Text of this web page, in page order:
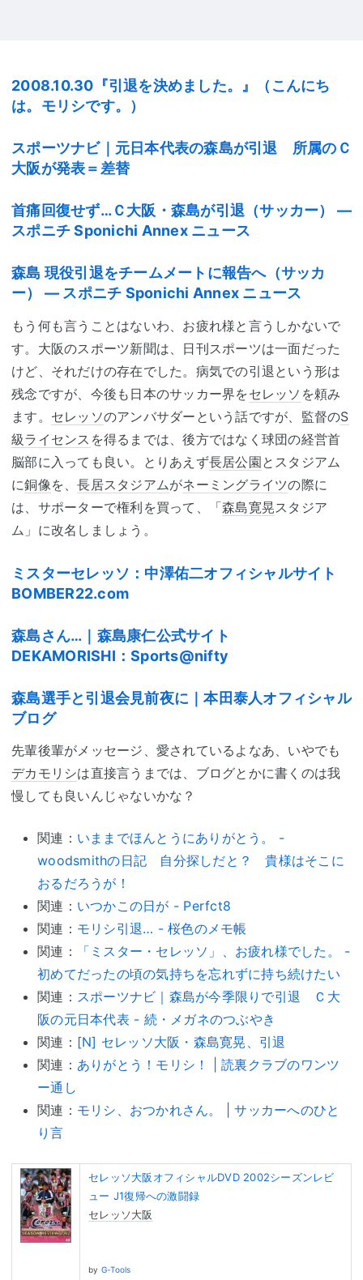
2008.10.30『引退を決めました。』（こんにち
は。モリシです。）
スポーツナビ｜元日本代表の森島が引退 所属のＣ
大阪が発表＝差替
首痛回復せず…Ｃ大阪・森島が引退（サッカー） —
スポニチ Sponichi Annex ニュース
森島 現役引退をチームメートに報告へ（サッカ
ー） ― スポニチ Sponichi Annex ニュース
もう何も言うことはないわ、お疲れ様と言うしかないで
す。大阪のスポーツ新聞は、日刊スポーツは一面だった
けど、それだけの存在でした。病気での引退という形は
残念ですが、今後も日本のサッカー界をセレッソ を頼み
ます。 セレッソのアンバサダーという話ですが、監督のS
級ライセンス を得るまでは、後方ではなく球団の経営首
脳部に入っても良い。とりあえず長居公園とスタジアム
に銅像を、長居スタジアムがネーミングライツの際に
は、サポーターで権利を買って、「森島寛晃スタジア
ム」に改名しましょう。
ミスターセレッソ：中澤佑二オフィシャルサイト
BOMBER22.com
森島さん…｜森島康仁公式サイト
DEKAMORISHI：Sports@nifty
森島選手と引退会見前夜に｜本田泰人オフィシャル
ブログ
先輩後輩がメッセージ、愛されているよなあ、いやでも
デカモリシは直接言うまでは、ブログとかに書くのは我
慢しても良いんじゃないかな？
関連： いままでほんとうにありがとう。 -
woodsmithの日記 自分探しだと？ 貴様はそこに
おるだろうが！
関連： いつかこの日が - Perfct8
関連： モリシ引退… - 桜色のメモ帳
関連：
「ミスター・セレッソ」、お疲れ様でした。 -
初めてだったの頃の気持ちを忘れずに持ち続けたい
関連： スポーツナビ｜森島が今季限りで引退 Ｃ大
阪の元日本代表 - 続・メガネのつぶやき
関連： [N] セレッソ大阪・森島寛晃、引退
関連： ありがとう！モリシ！ | 読裏クラブのワンツ
ー通し
関連： モリシ、おつかれさん。 | サッカーへのひと
り言
セレッソ大阪オフィシャルDVD 2002シーズンレビ
ュー J1復帰への激闘録
セレッソ大阪
by G-Tools